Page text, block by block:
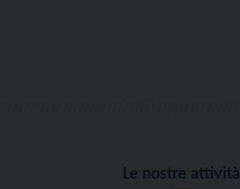
Le nostre attività